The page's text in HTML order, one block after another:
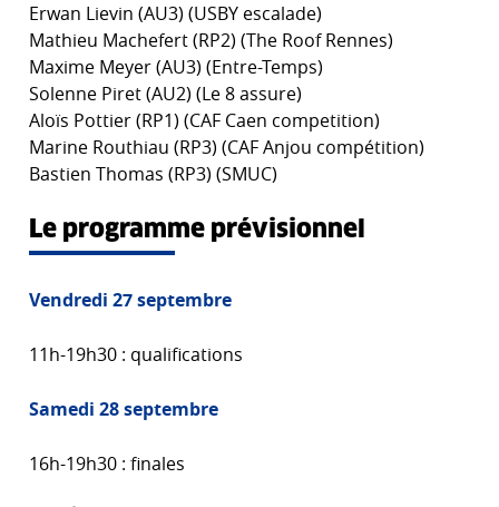
Erwan Lievin (AU3) (USBY escalade)
Mathieu Machefert (RP2) (The Roof Rennes)
Maxime Meyer (AU3) (Entre-Temps)
Solenne Piret (AU2) (Le 8 assure)
Aloïs Pottier (RP1) (CAF Caen competition)
Marine Routhiau (RP3) (CAF Anjou compétition)
Bastien Thomas (RP3) (SMUC)
Le programme prévisionnel
Vendredi 27 septembre
11h-19h30 : qualifications
Samedi 28 septembre
16h-19h30 : finales